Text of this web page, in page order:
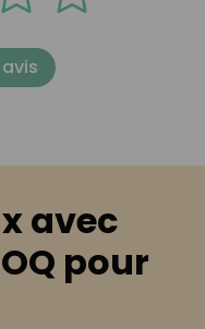
avec
pour